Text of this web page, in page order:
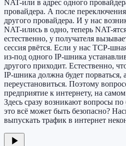
NAT-или в адрес одного
провайдера. А после
другого провайдера. И у нас
NAT-ились в одно, теперь NAT-
естественно, у получателя
сессия рвётся. Если у нас TCP-
из-под одного IP-шника
другого приходит. Естественно,
IP-шника должна будет порваться,
переустановиться. Поэтому
предприятие к интернету, на
Здесь сразу возникают вопросы по
это всё может быть безопасно?
выпускать трафик в интернет